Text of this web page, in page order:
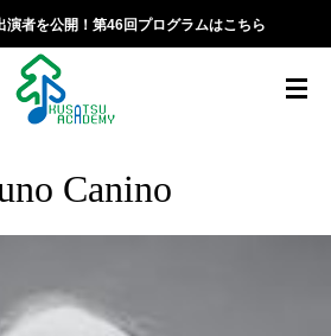
演者を公開！第46回プログラムはこちら
Canino